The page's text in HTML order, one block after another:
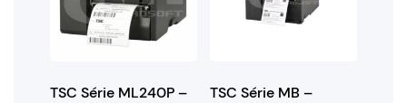
TSC Série ML240P –
TSC Série MB –